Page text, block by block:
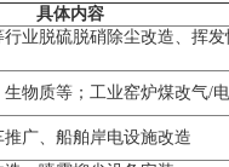
具体内容
业脱硫脱硝除尘改造、挥发
物质等；工业窑炉煤改气/电
广、船舶岸电设施改造